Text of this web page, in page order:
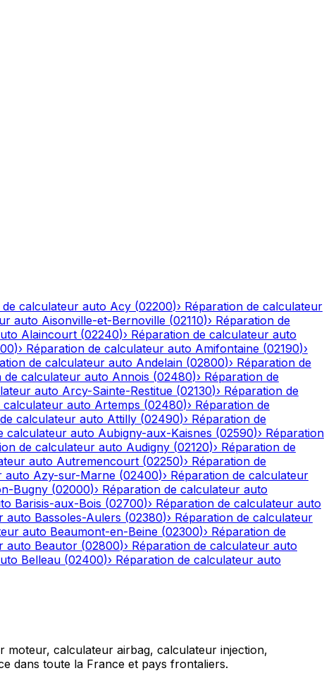
de calculateur auto Acy (02200)› Réparation de calculateur
auto Aisonville-et-Bernoville (02110)› Réparation de
Alaincourt (02240)› Réparation de calculateur auto
)› Réparation de calculateur auto Amifontaine (02190)›
de calculateur auto Andelain (02800)› Réparation de
de calculateur auto Annois (02480)› Réparation de
auto Arcy-Sainte-Restitue (02130)› Réparation de
calculateur auto Artemps (02480)› Réparation de
calculateur auto Attilly (02490)› Réparation de
calculateur auto Aubigny-aux-Kaisnes (02590)› Réparation
de calculateur auto Audigny (02120)› Réparation de
auto Autremencourt (02250)› Réparation de
auto Azy-sur-Marne (02400)› Réparation de calculateur
Bugny (02000)› Réparation de calculateur auto
Barisis-aux-Bois (02700)› Réparation de calculateur auto
auto Bassoles-Aulers (02380)› Réparation de calculateur
auto Beaumont-en-Beine (02300)› Réparation de
auto Beautor (02800)› Réparation de calculateur auto
Belleau (02400)› Réparation de calculateur auto
moteur, calculateur airbag, calculateur injection,
dans toute la France et pays frontaliers.